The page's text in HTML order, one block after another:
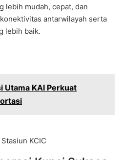
lebih mudah, cepat, dan
antarwilayah serta
lebih baik.
Utama KAI Perkuat
Stasiun KCIC